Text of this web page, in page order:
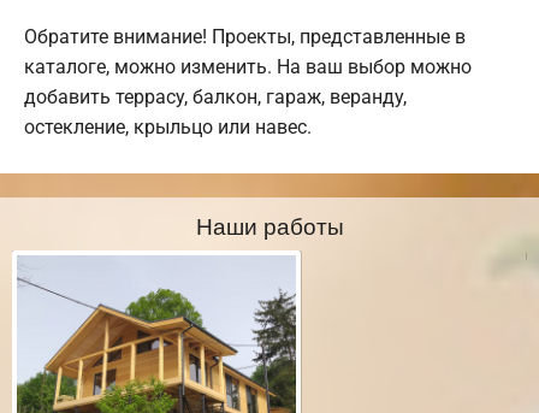
Обратите внимание! Проекты, представленные в
каталоге, можно изменить. На ваш выбор можно
добавить террасу, балкон, гараж, веранду,
остекление, крыльцо или навес.
Наши работы